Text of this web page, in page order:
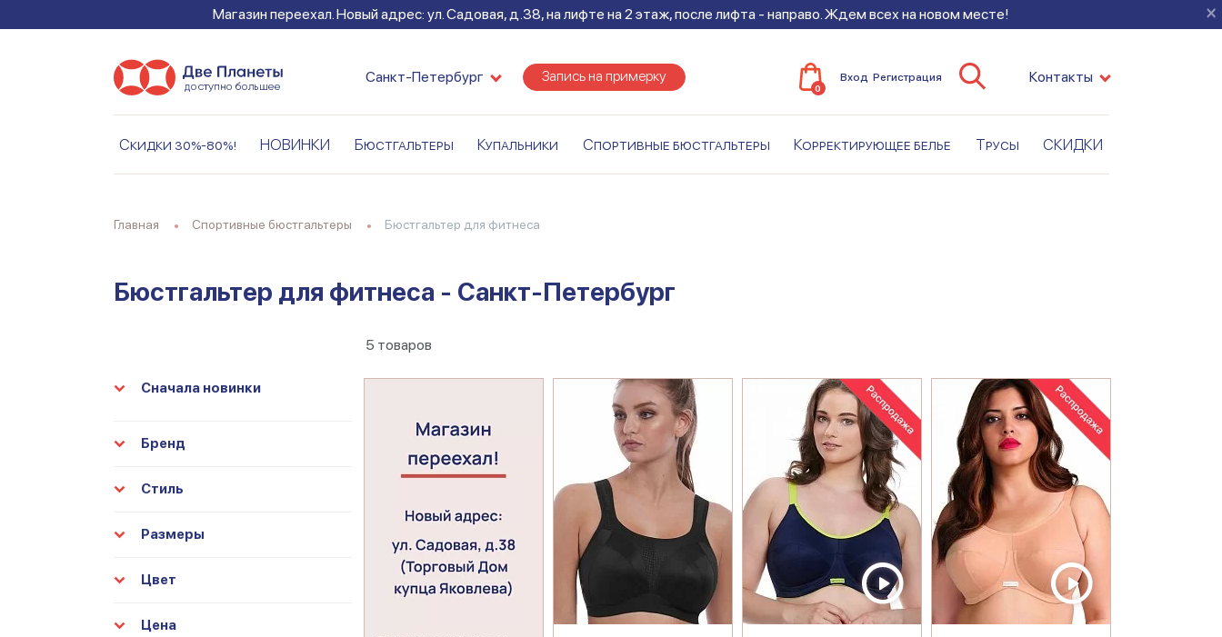
×
Магазин переехал. Новый адрес: ул. Садовая, д.38, на лифте на 2 этаж, после лифта - направо. Ждем всех на новом месте!
Санкт-Петербург Запись на примерку
0
Вход Регистрация Контакты
Скидки 30%-80%! НОВИНКИ Бюстгальтеры Купальники Спортивные бюстгальтеры Корректирующее белье Трусы СКИДКИ
Главная Спортивные бюстгальтеры Бюстгальтер для фитнеса
Бюстгальтер для фитнеса - Санкт-Петербург
Сначала новинки
Бренд
Стиль
Размеры
Цвет
Цена
5 товаров